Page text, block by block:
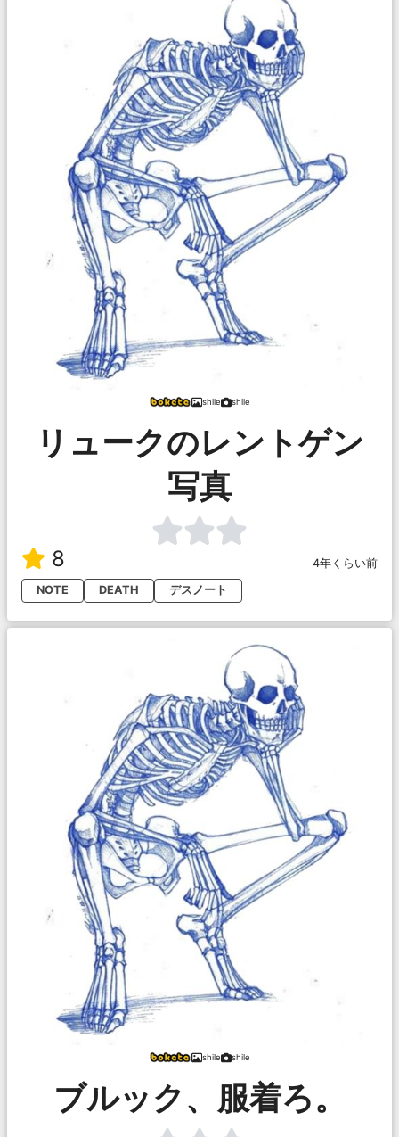
shile shile
リュークのレントゲン
写真
8
4年くらい前
NOTE
DEATH デスノート
shile shile
ブルック、服着ろ。